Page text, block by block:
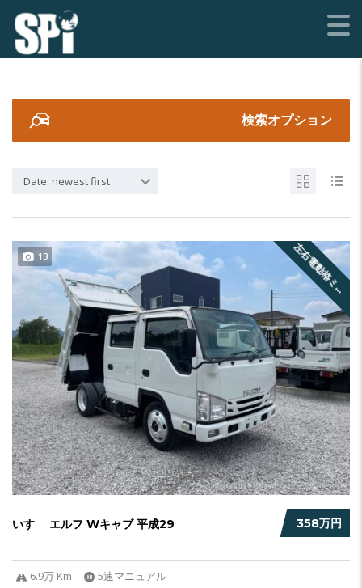
検索オプション
Date: newest first
左
右
電
動
格
ミ
ラ
ー
13
358万円
いすゞ エルフ Wキャブ 平成29
6.9万 Km 5速マニュアル